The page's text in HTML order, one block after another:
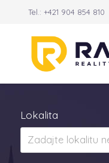
Tel.:+421 904 854 810
Lokalita